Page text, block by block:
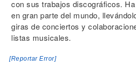
con sus trabajos discográficos.
en gran parte del mundo,
giras de conciertos y
listas musicales.
[Reportar Error]